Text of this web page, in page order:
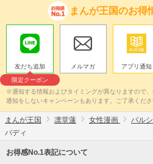
まんが王国のお得
友だち追加
限定クーポン
メルマガ アプリ通知
※通知する情報およびタイミングが異なりますので
通知をしないキャンペーンもあります。ご了承くださ
まんが王国 凛堂蓮 女性漫画 パル
バディ
お得感No.1表記について